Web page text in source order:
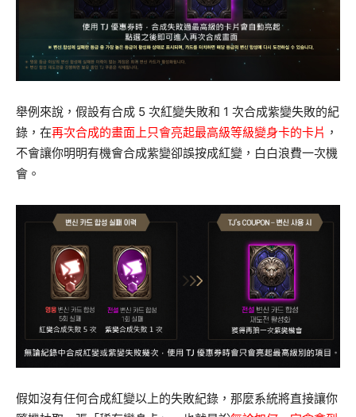
舉例來說，假設有合成 5 次紅變失敗和 1 次合成紫變失敗的紀
錄，在再次合成的畫面上只會亮起最高級等級變身卡的卡片 ，
不會讓你明明有機會合成紫變卻誤按成紅變，白白浪費一次機
會。
假如沒有任何合成紅變以上的失敗紀錄，那麼系統將直接讓你